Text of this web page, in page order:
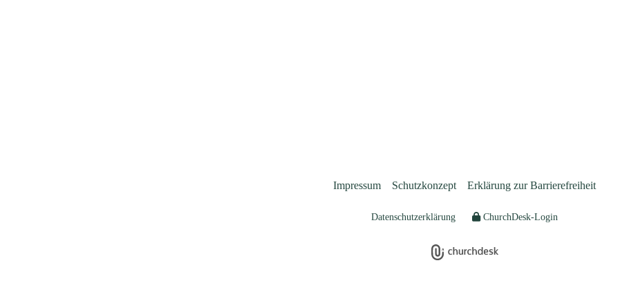
Impressum Schutzkonzept Erklärung zur Barrierefreiheit
Datenschutzerklärung ChurchDesk-Login